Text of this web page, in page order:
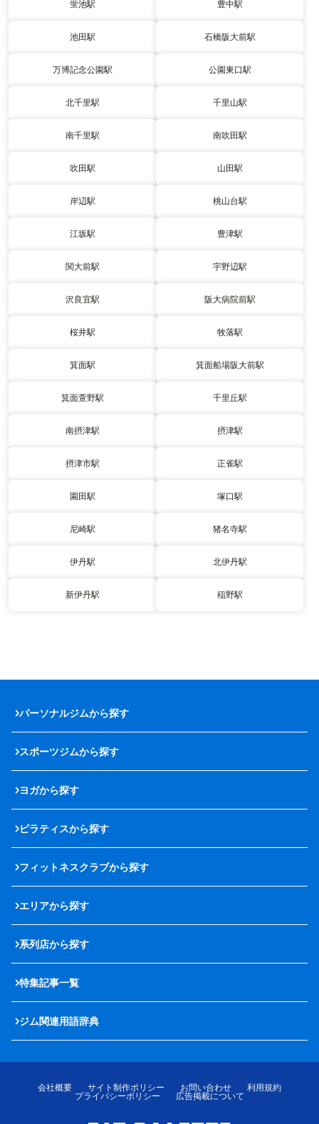
蛍池駅 豊中駅
池田駅 石橋阪大前駅
万博記念公園駅 公園東口駅
北千里駅 千里山駅
南千里駅 南吹田駅
吹田駅 山田駅
岸辺駅 桃山台駅
江坂駅 豊津駅
関大前駅 宇野辺駅
沢良宜駅 阪大病院前駅
桜井駅 牧落駅
箕面駅 箕面船場阪大前駅
箕面萱野駅 千里丘駅
南摂津駅 摂津駅
摂津市駅 正雀駅
園田駅 塚口駅
尼崎駅 猪名寺駅
伊丹駅 北伊丹駅
新伊丹駅 稲野駅
パーソナルジムから探す
スポーツジムから探す
ヨガから探す
ピラティスから探す
フィットネスクラブから探す
エリアから探す
系列店から探す
特集記事一覧
ジム関連用語辞典
会社概要 サイト制作ポリシー お問い合わせ
利用規約
プライバシーポリシー
広告掲載について